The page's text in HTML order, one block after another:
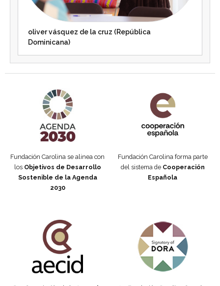
oliver vásquez de la cruz (República
Dominicana)
Fundación Carolina se alinea con
los Objetivos de Desarrollo
Sostenible de la Agenda
2030
Fundación Carolina forma parte
del sistema de Cooperación
Española